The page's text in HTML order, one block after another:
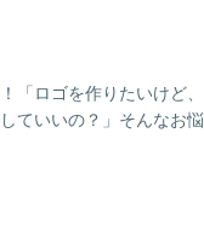
ロゴを作りたいけど、
ていいの？」そんなお悩